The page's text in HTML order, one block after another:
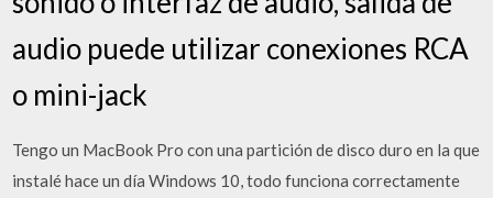
audio puede utilizar conexiones RCA
o mini-jack
Tengo un MacBook Pro con una partición de disco duro en la que
instalé hace un día Windows 10, todo funciona correctamente